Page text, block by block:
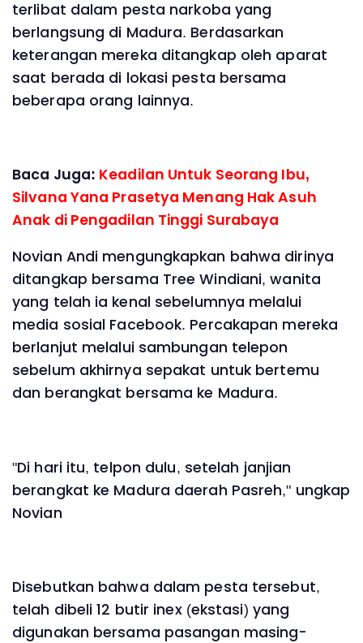
terlibat dalam pesta narkoba yang
berlangsung di Madura. Berdasarkan
keterangan mereka ditangkap oleh aparat
saat berada di lokasi pesta bersama
beberapa orang lainnya.
Baca Juga: Keadilan Untuk Seorang Ibu,
Silvana Yana Prasetya Menang Hak Asuh
Anak di Pengadilan Tinggi Surabaya
Novian Andi mengungkapkan bahwa dirinya
ditangkap bersama Tree Windiani, wanita
yang telah ia kenal sebelumnya melalui
media sosial Facebook. Percakapan mereka
berlanjut melalui sambungan telepon
sebelum akhirnya sepakat untuk bertemu
dan berangkat bersama ke Madura.
"Di hari itu, telpon dulu, setelah janjian
berangkat ke Madura daerah Pasreh," ungkap
Novian
Disebutkan bahwa dalam pesta tersebut,
telah dibeli 12 butir inex (ekstasi) yang
digunakan bersama pasangan masing-